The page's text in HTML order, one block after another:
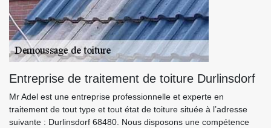
Entreprise de traitement de toiture Durlinsdorf
Mr Adel est une entreprise professionnelle et experte en
traitement de tout type et tout état de toiture située à l’adresse
suivante : Durlinsdorf 68480. Nous disposons une compétence